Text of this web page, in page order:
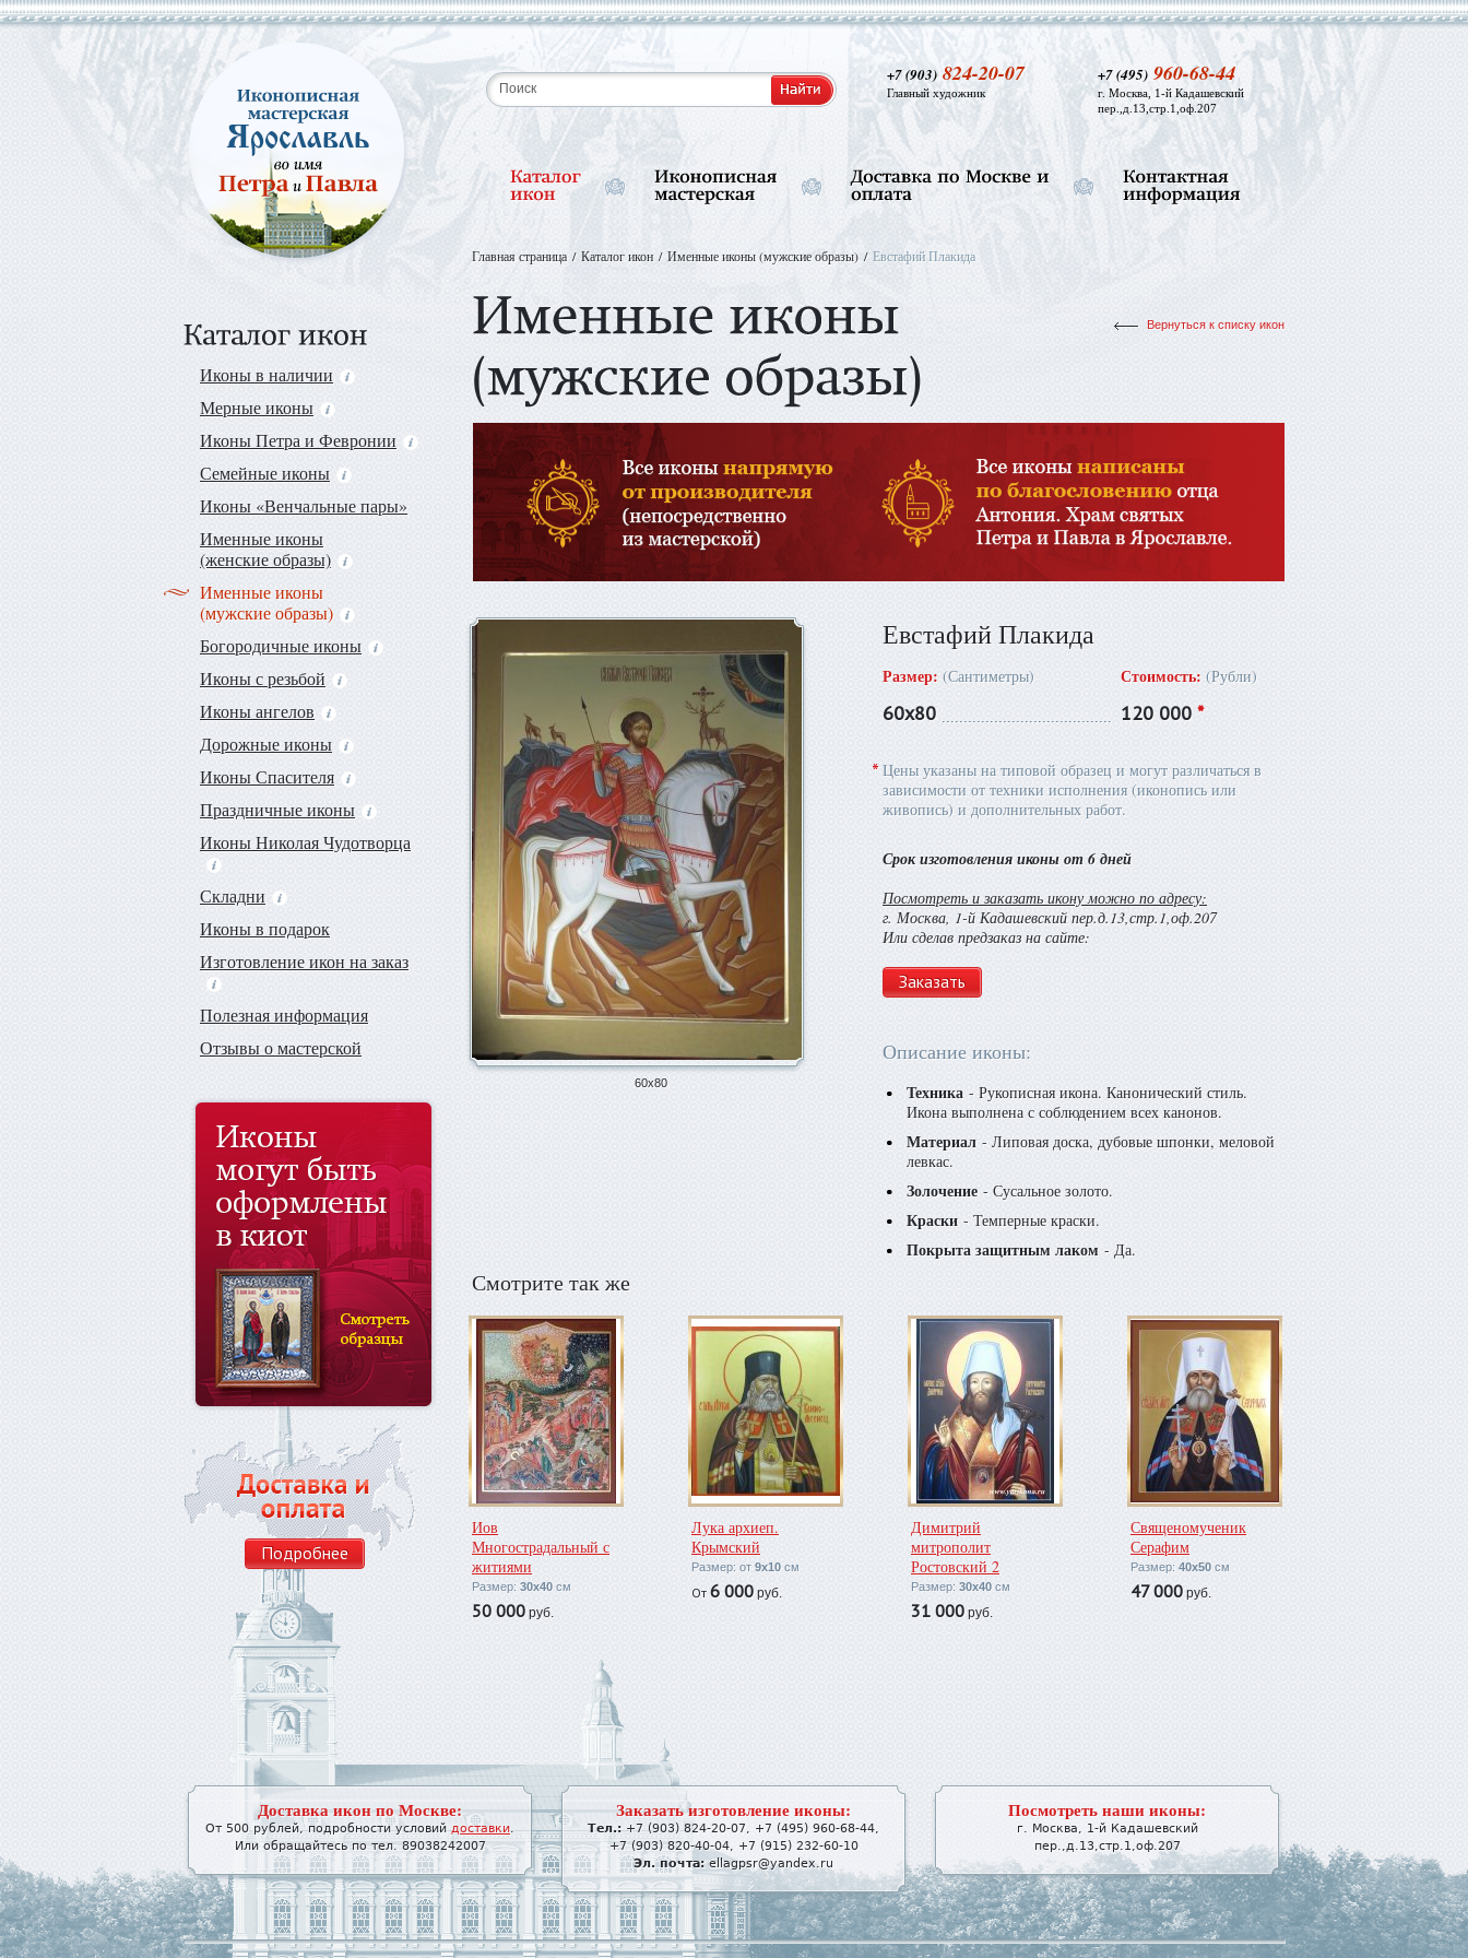
+7 (495)960-68-44
г. Москва, 1-й Кадашевский
пер.,д.13,стр.1,оф.207
+7 (903)824-20-07
Главный художник
Иконы в наличии
Мерные иконы
Иконы Петра и Февронии
Семейные иконы
Иконы «Венчальные пары»
Именные иконы
(женские образы)
Именные иконы
(мужские образы)
Богородичные иконы
Иконы с резьбой
Иконы ангелов
Дорожные иконы
Иконы Спасителя
Праздничные иконы
Иконы Николая Чудотворца
Складни
Иконы в подарок
Изготовление икон на заказ
Полезная информация
Отзывы о мастерской
Подробнее
Главная страница Каталог икон Именные иконы (мужские образы) Евстафий Плакида
Вернуться к списку икон
60х80
Евстафий Плакида
Размер: (Сантиметры) Стоимость: (Рубли)
60х80 120 000 *
* Цены указаны на типовой образец и могут различаться в
зависимости от техники исполнения (иконопись или
живопись) и дополнительных работ.
Срок изготовления иконы от 6 дней
Посмотреть и заказать икону можно по адресу:
г. Москва, 1-й Кадашевский пер.д.13,стр.1,оф.207
Или сделав предзаказ на сайте:
Заказать
Описание иконы:
Техника - Рукописная икона. Канонический стиль.
Икона выполнена с соблюдением всех канонов.
Материал - Липовая доска, дубовые шпонки, меловой
левкас.
Золочение - Сусальное золото.
Краски - Темперные краски.
Покрыта защитным лаком - Да.
Смотрите так же
Иов
Многострадальный с
житиями
Размер: 30х40 см
50 000 руб.
Лука архиеп.
Крымский
Размер: от 9x10 см
От 6 000 руб.
Димитрий
митрополит
Ростовский 2
Размер: 30х40 см
31 000 руб.
Священомученик
Серафим
Размер: 40х50 см
47 000 руб.
Доставка икон по Москве:
От 500 рублей, подробности условийдоставки.
Или обращайтесь по тел. 89038242007
Заказать изготовление иконы:
Тел.: +7 (903) 824-20-07, +7 (495) 960-68-44,
+7 (903) 820-40-04, +7 (915) 232-60-10
Эл. почта: ellagpsr@yandex.ru
Посмотреть наши иконы:
г. Москва, 1-й Кадашевский
пер.,д.13,стр.1,оф.207